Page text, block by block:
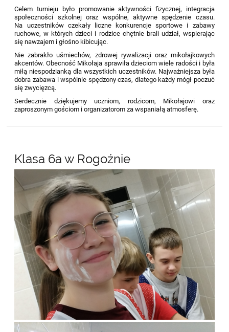
Celem turnieju było promowanie aktywności fizycznej, integracja
społeczności szkolnej oraz wspólne, aktywne spędzenie czasu.
Na uczestników czekały liczne konkurencje sportowe i zabawy
ruchowe, w których dzieci i rodzice chętnie brali udział, wspierając
się nawzajem i głośno kibicując.
Nie zabrakło uśmiechów, zdrowej rywalizacji oraz mikołajkowych
akcentów. Obecność Mikołaja sprawiła dzieciom wiele radości i była
miłą niespodzianką dla wszystkich uczestników. Najważniejsza była
dobra zabawa i wspólnie spędzony czas, dlatego każdy mógł poczuć
się zwycięzcą.
Serdecznie dziękujemy uczniom, rodzicom, Mikołajowi oraz
zaproszonym gościom i organizatorom za wspaniałą atmosferę.
Klasa 6a w Rogoźnie